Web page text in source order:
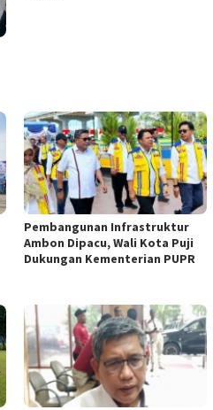
Pembangunan Infrastruktur
Ambon Dipacu, Wali Kota Puji
Dukungan Kementerian PUPR